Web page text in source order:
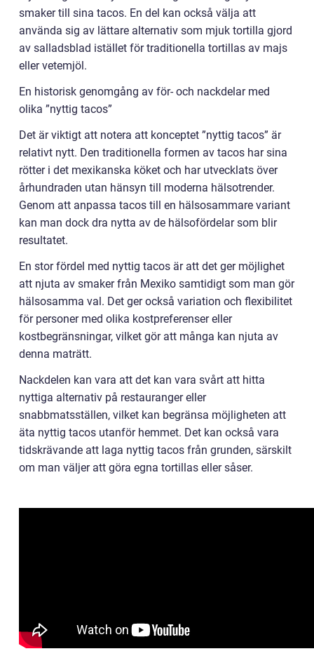
smaker till sina tacos. En del kan också välja att
använda sig av lättare alternativ som mjuk tortilla gjord
av salladsblad istället för traditionella tortillas av majs
eller vetemjöl.
En historisk genomgång av för- och nackdelar med
olika ”nyttig tacos”
Det är viktigt att notera att konceptet ”nyttig tacos” är
relativt nytt. Den traditionella formen av tacos har sina
rötter i det mexikanska köket och har utvecklats över
århundraden utan hänsyn till moderna hälsotrender.
Genom att anpassa tacos till en hälsosammare variant
kan man dock dra nytta av de hälsofördelar som blir
resultatet.
En stor fördel med nyttig tacos är att det ger möjlighet
att njuta av smaker från Mexiko samtidigt som man gör
hälsosamma val. Det ger också variation och flexibilitet
för personer med olika kostpreferenser eller
kostbegränsningar, vilket gör att många kan njuta av
denna maträtt.
Nackdelen kan vara att det kan vara svårt att hitta
nyttiga alternativ på restauranger eller
snabbmatsställen, vilket kan begränsa möjligheten att
äta nyttig tacos utanför hemmet. Det kan också vara
tidskrävande att laga nyttig tacos från grunden, särskilt
om man väljer att göra egna tortillas eller såser.